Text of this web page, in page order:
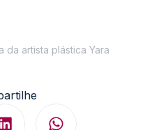
artista plástica Yara